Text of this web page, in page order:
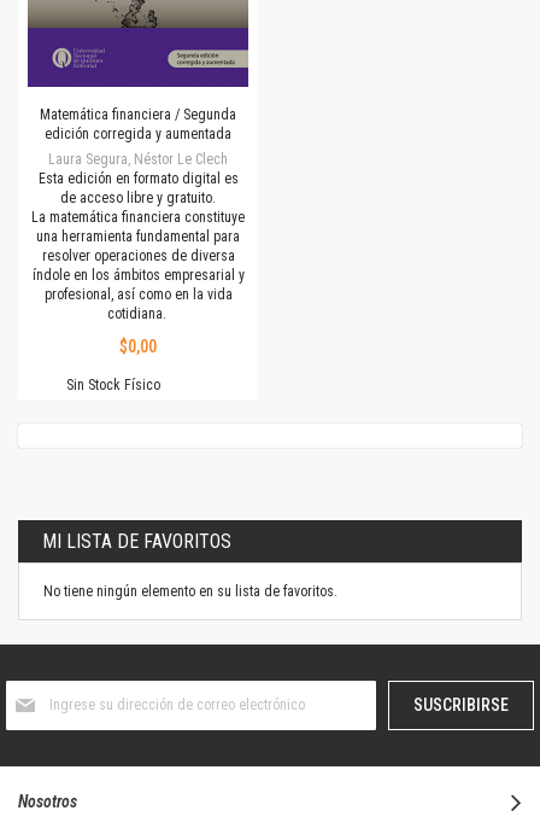
Matemática financiera / Segunda
edición corregida y aumentada
Laura Segura, Néstor Le Clech
Esta edición en formato digital es
de acceso libre y gratuito.
La matemática financiera constituye
una herramienta fundamental para
resolver operaciones de diversa
índole en los ámbitos empresarial y
profesional, así como en la vida
cotidiana.
$0,00
Sin Stock Físico
MI LISTA DE FAVORITOS
No tiene ningún elemento en su lista de favoritos.
boletín
SUSCRIBIRSE
Nosotros